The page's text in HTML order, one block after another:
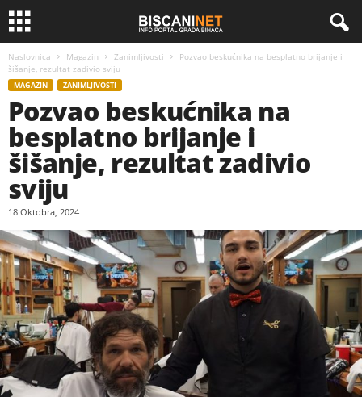
Naslovnica Magazin Zanimljivosti
Pozvao beskućnika na besplatno brijanje i
šišanje, rezultat zadivio sviju
MAGAZIN ZANIMLJIVOSTI
Pozvao beskućnika na
besplatno brijanje i
šišanje, rezultat zadivio
sviju
18 Oktobra, 2024